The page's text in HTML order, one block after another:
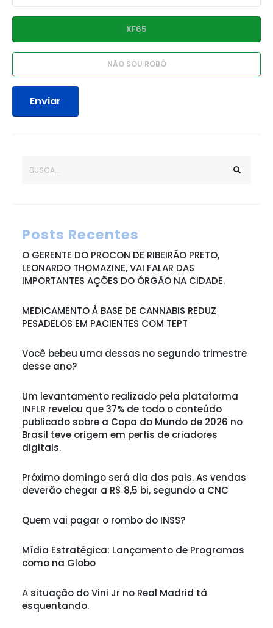
Enviar
Posts Recentes
O GERENTE DO PROCON DE RIBEIRÃO PRETO,
LEONARDO THOMAZINE, VAI FALAR DAS
IMPORTANTES AÇÕES DO ÓRGÃO NA CIDADE.
MEDICAMENTO À BASE DE CANNABIS REDUZ
PESADELOS EM PACIENTES COM TEPT
Você bebeu uma dessas no segundo trimestre
desse ano?
Um levantamento realizado pela plataforma
INFLR revelou que 37% de todo o conteúdo
publicado sobre a Copa do Mundo de 2026 no
Brasil teve origem em perfis de criadores
digitais.
Próximo domingo será dia dos pais. As vendas
deverão chegar a R$ 8,5 bi, segundo a CNC
Quem vai pagar o rombo do INSS?
Mídia Estratégica: Lançamento de Programas
como na Globo
A situação do Vini Jr no Real Madrid tá
esquentando.